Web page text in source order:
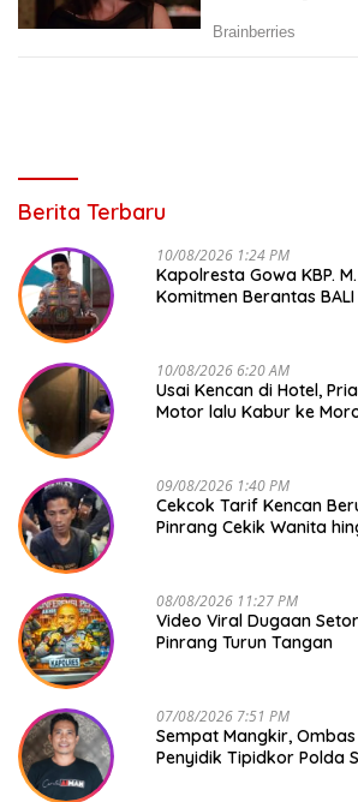
Berita Terbaru
10/08/2026 1:24 PM
Kapolresta Gowa KBP.
Komitmen Berantas BALI
10/08/2026 6:20 AM
Usai Kencan di Hotel,
Motor lalu Kabur ke
09/08/2026 1:40 PM
Cekcok Tarif Kencan
Pinrang Cekik Wanita
08/08/2026 11:27 PM
Video Viral Dugaan
Pinrang Turun Tangan
07/08/2026 7:51 PM
Sempat Mangkir,
Penyidik Tipidkor Polda